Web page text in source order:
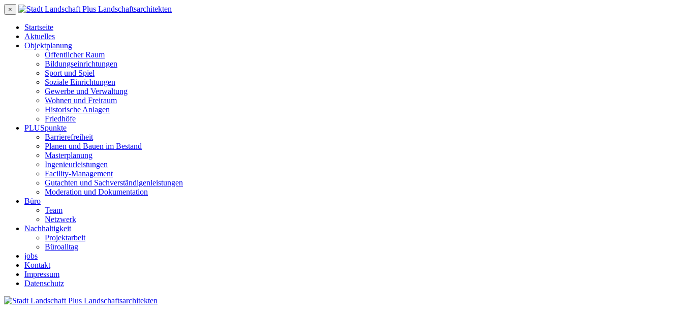
×
Startseite
Aktuelles
Objektplanung
Öffentlicher Raum
Bildungseinrichtungen
Sport und Spiel
Soziale Einrichtungen
Gewerbe und Verwaltung
Wohnen und Freiraum
Historische Anlagen
Friedhöfe
PLUSpunkte
Barrierefreiheit
Planen und Bauen im Bestand
Masterplanung
Ingenieurleistungen
Facility-Management
Gutachten und Sachverständigenleistungen
Moderation und Dokumentation
Büro
Team
Netzwerk
Nachhaltigkeit
Projektarbeit
Büroalltag
jobs
Kontakt
Impressum
Datenschutz